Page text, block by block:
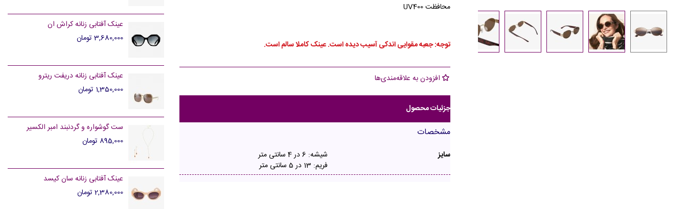
محافظت UV400
توجه: جعبه مقوایی اندکی آسیب دیده است. عینک کاملا سالم است.
افزودن به علاقه‌مندی‌ها
جزئیات محصول
مشخصات
سایز
شیشه: 6 در 4 سانتی متر
فریم: 13 در 5 سانتی متر
عینک آفتابی زنانه کراش ان
3,680,000 تومان
عینک آفتابی زنانه دریفت ریترو
1,350,000 تومان
ست گوشواره و گردنبند امبر الکسیر
895,000 تومان
عینک آفتابی زنانه سان کیسد
2,380,000 تومان